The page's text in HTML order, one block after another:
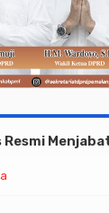
Resmi